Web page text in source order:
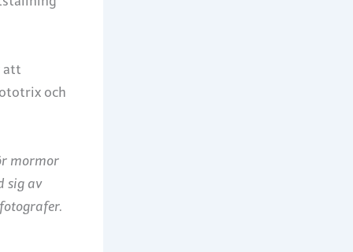
att
och
mormor
sig av